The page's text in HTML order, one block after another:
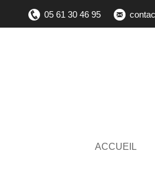
05 61 30 46 95
ACCUEIL